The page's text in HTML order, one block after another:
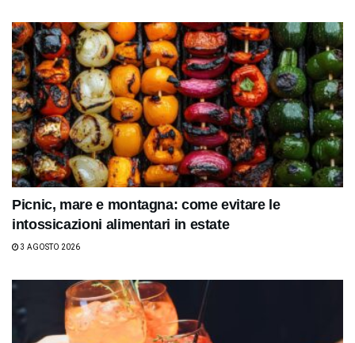
Picnic, mare e montagna: come evitare le
intossicazioni alimentari in estate
3 AGOSTO 2026